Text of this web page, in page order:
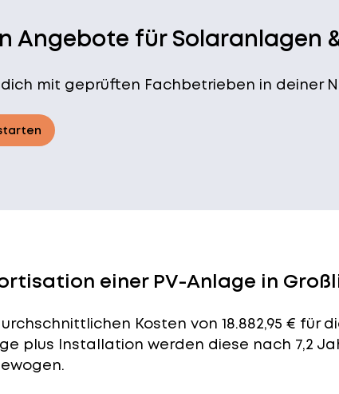
Angebote für Solaranlagen
mit geprüften Fachbetrieben in deiner
einer PV-Anlage in
Kosten von 18.882,95 € für
plus Installation werden diese nach 7,2